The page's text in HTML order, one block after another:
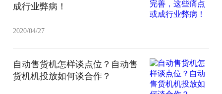
成行业弊病！
2020/04/27
自动售货机怎样谈点位？自动售
货机机投放如何谈合作？